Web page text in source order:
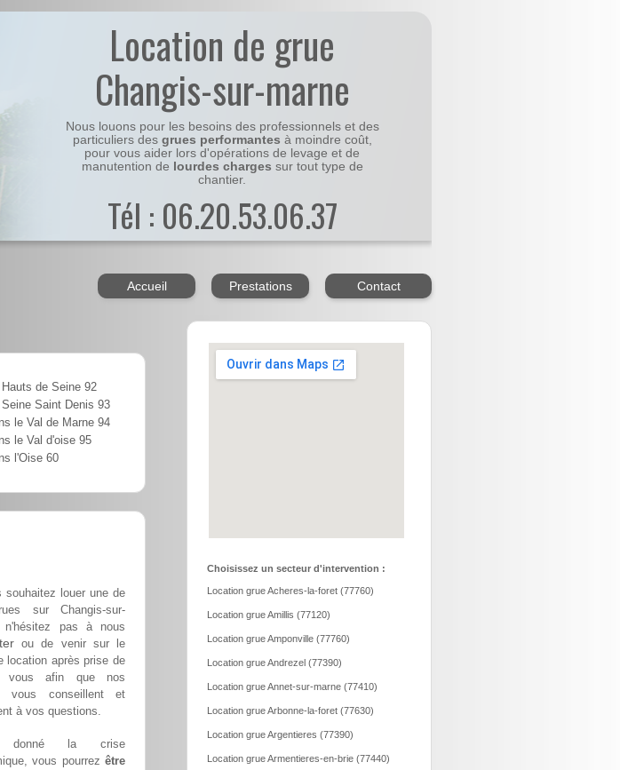
Location de grue
Changis-sur-marne
Nous louons pour les besoins des professionnels et des
particuliers des grues performantes à moindre coût,
pour vous aider lors d'opérations de levage et de
manutention de lourdes charges sur tout type de
chantier.
Tél : 06.20.53.06.37
Accueil Prestations Contact
de Seine 92
Saint Denis 93
le Val de Marne 94
le Val d'oise 95
l'Oise 60
souhaitez louer une de
sur Changis-sur-
n'hésitez pas à nous
ou de venir sur le
location après prise de
vous afin que nos
vous conseillent et
à vos questions.
donné la crise
vous pourrez être
Choisissez un secteur d'intervention :
Location grue Acheres-la-foret (77760)
Location grue Amillis (77120)
Location grue Amponville (77760)
Location grue Andrezel (77390)
Location grue Annet-sur-marne (77410)
Location grue Arbonne-la-foret (77630)
Location grue Argentieres (77390)
Location grue Armentieres-en-brie (77440)